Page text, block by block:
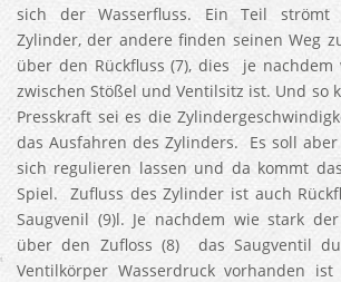
sich der Wasserfluss. Ein Teil
Zylinder, der andere finden seinen Weg
über den Rückfluss (7), dies je
zwischen Stößel und Ventilsitz ist. Und so
Presskraft sei es die
das Ausfahren des Zylinders. Es soll
sich regulieren lassen und da kommt
Spiel. Zufluss des Zylinder ist auch
Saugvenil (9)l. Je nachdem wie stark
über den Zufloss (8) das Saugventil
Ventilkörper Wasserdruck vorhanden